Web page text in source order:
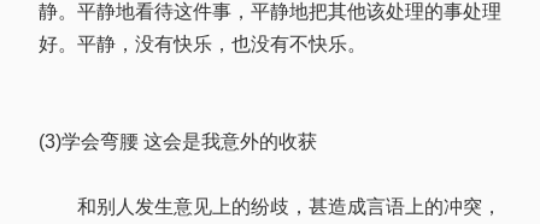
静。平静地看待这件事，平静地把其他该处理的事处理
好。平静，没有快乐，也没有不快乐。
(3)学会弯腰 这会是我意外的收获
和别人发生意见上的纷歧，甚造成言语上的冲突，